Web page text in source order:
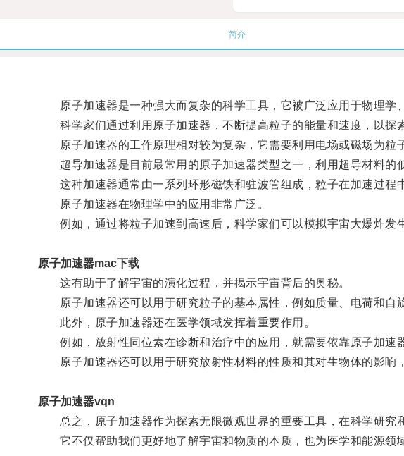
简介
原子加速器是一种强大而复杂的科学工具，它被广泛应用于物理学
科学家们通过利用原子加速器，不断提高粒子的能量和速度，以探
原子加速器的工作原理相对较为复杂，它需要利用电场或磁场为粒
超导加速器是目前最常用的原子加速器类型之一，利用超导材料的
这种加速器通常由一系列环形磁铁和驻波管组成，粒子在加速过程
原子加速器在物理学中的应用非常广泛。
例如，通过将粒子加速到高速后，科学家们可以模拟宇宙大爆炸发
原子加速器mac下载
这有助于了解宇宙的演化过程，并揭示宇宙背后的奥秘。
原子加速器还可以用于研究粒子的基本属性，例如质量、电荷和自
此外，原子加速器还在医学领域发挥着重要作用。
例如，放射性同位素在诊断和治疗中的应用，就需要依靠原子加速
原子加速器还可以用于研究放射性材料的性质和其对生物体的影响
原子加速器vqn
总之，原子加速器作为探索无限微观世界的重要工具，在科学研究
它不仅帮助我们更好地了解宇宙和物质的本质，也为医学和能源领